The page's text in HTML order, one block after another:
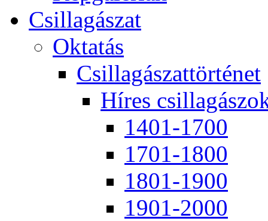
Csil­la­gá­szat
Ok­ta­tás
Csil­la­gá­szat­tör­té­net
Hí­res
1401-1700
1701-1800
1801-1900
1901-2000